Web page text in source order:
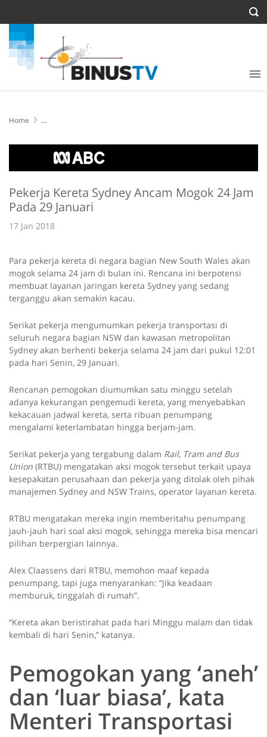
Home
Pekerja Kereta Sydney Ancam Mogok 24 Jam
Pada 29 Januari
17 Jan 2018
Para pekerja kereta di negara bagian New South Wales akan
mogok selama 24 jam di bulan ini. Rencana ini berpotensi
membuat layanan jaringan kereta Sydney yang sedang
terganggu akan semakin kacau.
Serikat pekerja mengumumkan pekerja transportasi di
seluruh negara bagian NSW dan kawasan metropolitan
Sydney akan berhenti bekerja selama 24 jam dari pukul 12:01
pada hari Senin, 29 Januari.
Rencanan pemogokan diumumkan satu minggu setelah
adanya kekurangan pengemudi kereta, yang menyebabkan
kekacauan jadwal kereta, serta ribuan penumpang
mengalami keterlambatan hingga berjam-jam.
Serikat pekerja yang tergabung dalam Rail, Tram and Bus
Union (RTBU) mengatakan aksi mogok tersebut terkait upaya
kesepakatan perusahaan dan pekerja yang ditolak oleh pihak
manajemen Sydney and NSW Trains, operator layanan kereta.
RTBU mengatakan mereka ingin memberitahu penumpang
jauh-jauh hari soal aksi mogok, sehingga mereka bisa mencari
pilihan berpergian lainnya.
Alex Claassens dari RTBU, memohon maaf kepada
penumpang, tapi juga menyarankan: “Jika keadaan
memburuk, tinggalah di rumah”.
“Kereta akan beristirahat pada hari Minggu malam dan tidak
kembali di hari Senin,” katanya.
Pemogokan yang ‘aneh’
dan ‘luar biasa’, kata
Menteri Transportasi